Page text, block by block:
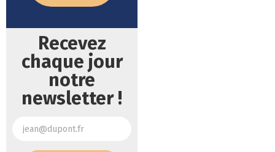
Recevez
chaque jour
notre
newsletter !